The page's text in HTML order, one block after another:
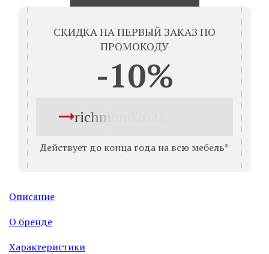
СКИДКА НА ПЕРВЫЙ ЗАКАЗ ПО
ПРОМОКОДУ
-10%
richmond2023
Действует до конца года на всю мебель*
Описание
О бренде
Характеристики